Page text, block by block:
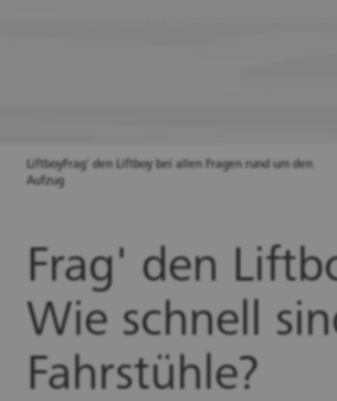
LiftboyFrag' den Liftboy bei allen Fragen rund um den
Aufzug
Frag' den
Wie schnell
Fahrstühle?